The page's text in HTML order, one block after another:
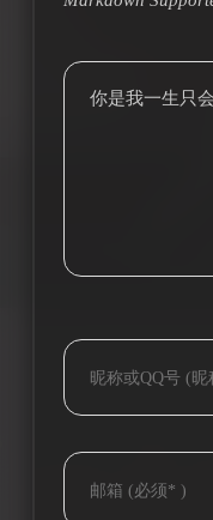
你是我一生只